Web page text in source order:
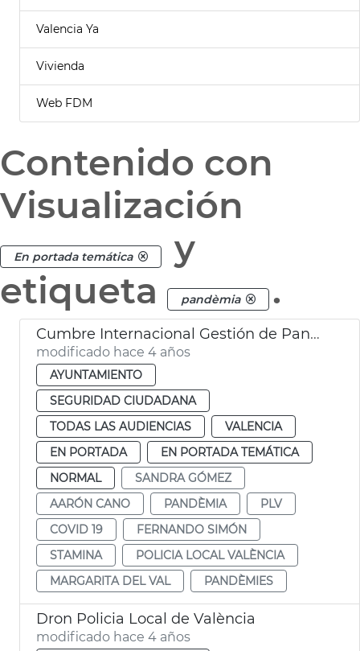
Valencia Ya
Vivienda
Web FDM
Contenido con
Visualización
En portada temática
y
etiqueta
pandèmia .
Cumbre Internacional Gestión de Pandemias
modificado hace 4 años
AYUNTAMIENTO
SEGURIDAD CIUDADANA
TODAS LAS AUDIENCIAS
VALENCIA
EN PORTADA
EN PORTADA TEMÁTICA
NORMAL
SANDRA GÓMEZ
AARÓN CANO
PANDÈMIA
PLV
COVID 19
FERNANDO SIMÓN
STAMINA
POLICIA LOCAL VALÈNCIA
MARGARITA DEL VAL
PANDÈMIES
Dron Policia Local de València
modificado hace 4 años